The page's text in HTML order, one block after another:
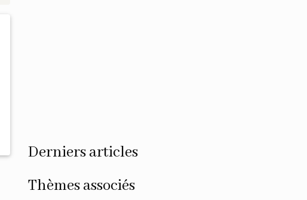
Derniers articles
Thèmes associés